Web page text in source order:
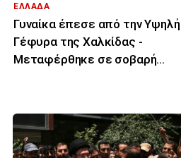
ΕΛΛΑΔΑ
Γυναίκα έπεσε από την Υψηλή
Γέφυρα της Χαλκίδας -
Μεταφέρθηκε σε σοβαρή